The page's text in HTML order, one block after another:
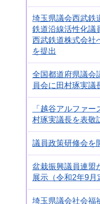
埼玉県議会西武鉄
鉄道沿線活性化議
西武鉄道株式会社
を提出
全国都道府県議会
員会に田村琢実議
「越谷アルファー
村琢実議長を表敬
議員政策研修会を
盆栽振興議員連盟
展示（令和2年9月
埼玉県議会社会福